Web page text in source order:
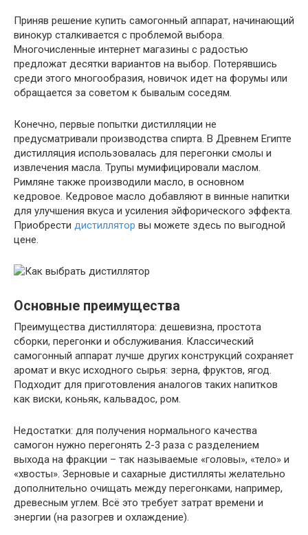
Приняв решение купить самогонный аппарат, начинающий
винокур сталкивается с проблемой выбора.
Многочисленные интернет магазины с радостью
предложат десятки вариантов на выбор. Потерявшись
среди этого многообразия, новичок идет на форумы или
обращается за советом к бывалым соседям.
Конечно, первые попытки дистилляции не
предусматривали производства спирта. В Древнем Египте
дистилляция использовалась для перегонки смолы и
извлечения масла. Трупы мумифицировали маслом.
Римляне также производили масло, в основном
кедровое. Кедровое масло добавляют в винные напитки
для улучшения вкуса и усиления эйфорического эффекта.
Приобрести дистиллятор вы можете здесь по выгодной
цене.
Основные преимущества
Преимущества дистиллятора: дешевизна, простота
сборки, перегонки и обслуживания. Классический
самогонный аппарат лучше других конструкций сохраняет
аромат и вкус исходного сырья: зерна, фруктов, ягод.
Подходит для приготовления аналогов таких напитков
как виски, коньяк, кальвадос, ром.
Недостатки: для получения нормального качества
самогон нужно перегонять 2-3 раза с разделением
выхода на фракции – так называемые «головы», «тело» и
«хвосты». Зерновые и сахарные дистилляты желательно
дополнительно очищать между перегонками, например,
древесным углем. Всё это требует затрат времени и
энергии (на разогрев и охлаждение).